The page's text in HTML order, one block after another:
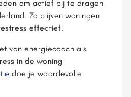
om actief bij te dragen
Zo blijven woningen
effectief.
van energiecoach als
in de woning
doe je waardevolle